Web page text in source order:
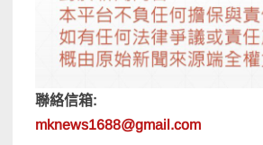
聯絡信箱:
mknews1688@gmail.com